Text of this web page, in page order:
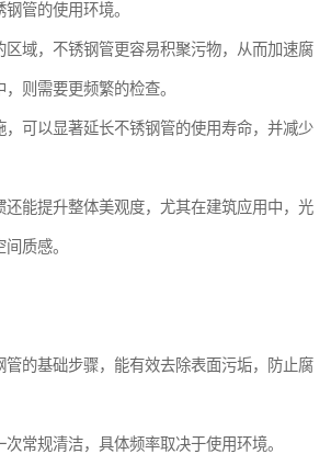
管的使用环境。
区域，不锈钢管更容易积聚污物，从而加速腐
则需要更频繁的检查。
，可以显著延长不锈钢管的使用寿命，并减少
还能提升整体美观度，尤其在建筑应用中，光
质感。
管的基础步骤，能有效去除表面污垢，防止腐
常规清洁，具体频率取决于使用环境。